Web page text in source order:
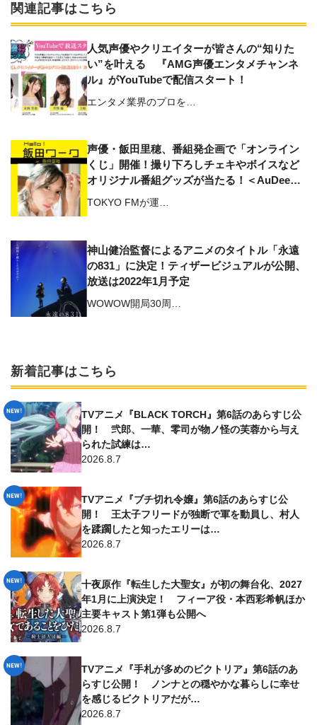
関連記事はこちら
人気声優やクリエイターが皆さんの“知りた
い”を叶える 『AMG声優エンタメチャンネ
ル』がYouTubeで配信スタート！
エンタメ業界のプロを…
声優・飯田里穂、番組発企画で「オンライン
くじ」開催！撮り下ろしチェキやボイスなど
オリジナル番組グッズが当たる！＜AuDee配
信番組＞『Hello！飯田ワーク』
TOKYO FMが運…
神山健治監督によるアニメのタイトル「永遠
の831」に決定！ティザービジュアルが公開、
放送は2022年1月予定
WOWOW開局30周…
新着記事はこちら
TVアニメ『BLACK TORCH』第6話のあらすじ公
開！ 弐郎、一華、零司が物ノ怪の芙蓉から与え
られた試練は…
2026.8.7
TVアニメ『ブチ切れ令嬢』第6話のあらすじ公
開！ 王太子フリードが独断で軍を動員し、村人
を蹂躙したと知ったエリーは…
2026.8.7
十夜原作『転生した大聖女』が初の舞台化、2027
年1月に上演決定！ フィーア役・本西彩希帆ほか
主要キャスト第1弾も公開へ
2026.8.7
TVアニメ『手札が多めのビクトリア』第6話のあ
らすじ公開！ ノンナとの穏やかな暮らしに幸せ
を感じるビクトリアだが…
2026.8.7